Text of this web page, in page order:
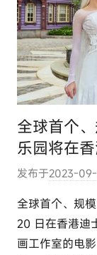
全球首个
乐园将在
发布于2023-
全球首个、规
20 日在香港迪
画工作室的电